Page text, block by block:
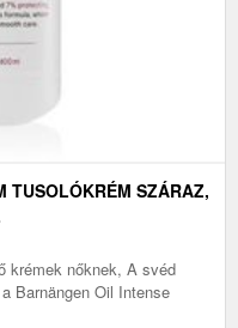
TUSOLÓKRÉM SZÁRAZ,
krémek nőknek, A svéd
Barnängen Oil Intense